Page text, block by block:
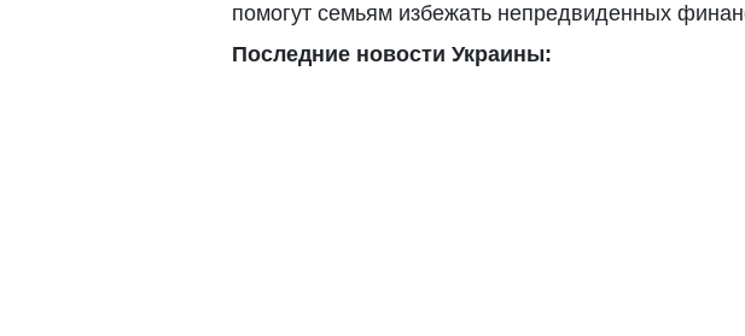
помогут семьям избежать непредвиденных
Последние новости Украины: